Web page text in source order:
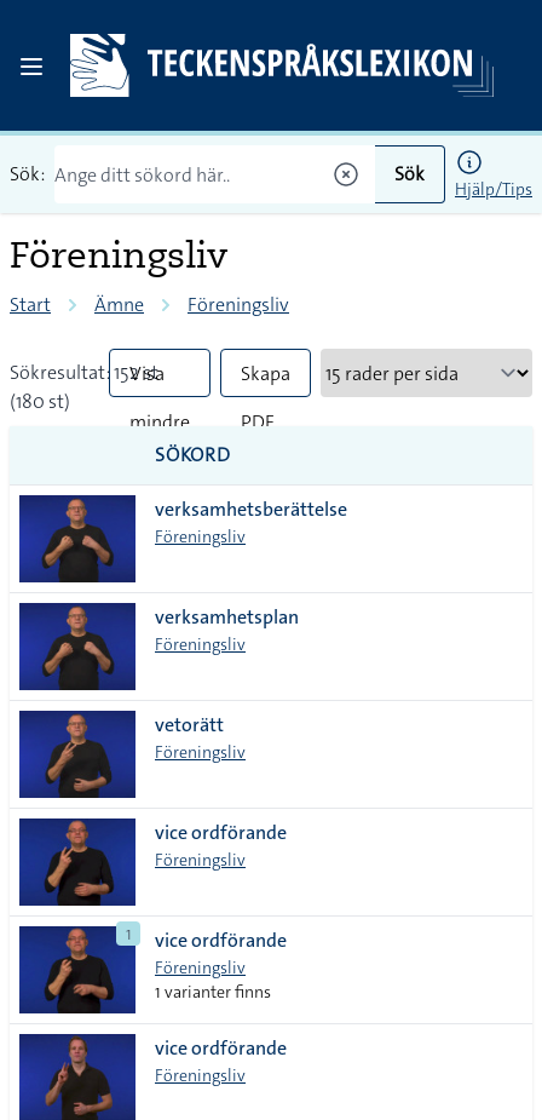
Sök: Sök
Hjälp/Tips
Föreningsliv
Start Ämne Föreningsliv
Sökresultat: 152 st
(180 st)
Visa
mindre
tecken
Skapa
PDF
SÖKORD
verksamhetsberättelse
Föreningsliv
verksamhetsplan
Föreningsliv
vetorätt
Föreningsliv
vice ordförande
Föreningsliv
1 vice ordförande
Föreningsliv
1 varianter finns
vice ordförande
Föreningsliv